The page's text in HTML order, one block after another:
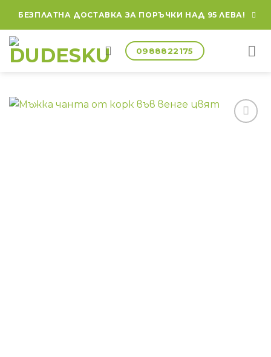
БЕЗПЛАТНА ДОСТАВКА ЗА ПОРЪЧКИ НАД 95 ЛЕВА!
0988822175